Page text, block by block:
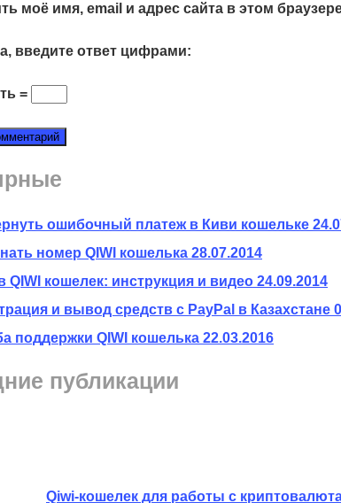
моё имя, email и адрес сайта в этом
введите ответ цифрами:
=
ошибочный платеж в Киви кошельке
номер QIWI кошелька 28.07.2014
QIWI кошелек: инструкция и видео 24.09.2014
и вывод средств с PayPal в Казахстане
поддержки QIWI кошелька 22.03.2016
публикации
Qiwi-кошелек для работы с